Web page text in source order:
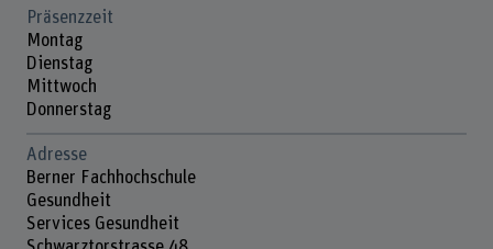
Präsenzzeit
Montag
Dienstag
Mittwoch
Donnerstag
Adresse
Berner Fachhochschule
Gesundheit
Services Gesundheit